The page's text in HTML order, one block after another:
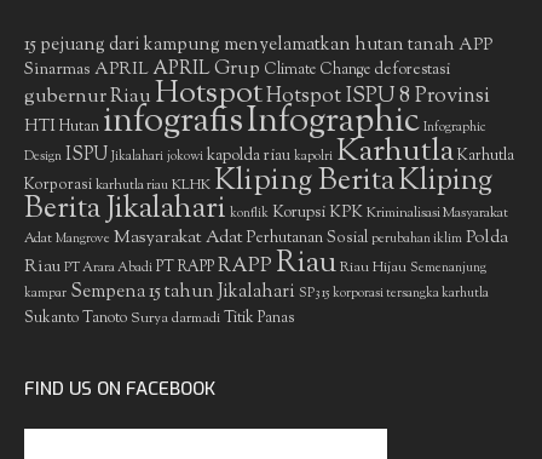
15 pejuang dari kampung menyelamatkan hutan tanah APP
Sinarmas APRIL APRIL Grup Climate Change deforestasi
gubernur RiauHotspotHotspot ISPU 8 Provinsi
HTIHutan infografisInfographic Infographic
Design ISPU Jikalahari jokowi kapolda riau kapolri KarhutlaKarhutla
Korporasikarhutla riauKLHKKliping BeritaKliping
Berita Jikalahari konflik Korupsi KPKKriminalisasi Masyarakat
Adat Mangrove Masyarakat AdatPerhutanan Sosial perubahan iklim Polda
Riau PT Arara Abadi PT RAPPRAPPRiauRiau Hijau Semenanjung
kampar Sempena 15 tahun Jikalahari SP3 15 korporasi tersangka karhutla
Sukanto Tanoto Surya darmadiTitik Panas
FIND US ON FACEBOOK